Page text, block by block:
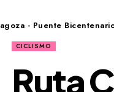
- Puente
CICLISMO
Ruta